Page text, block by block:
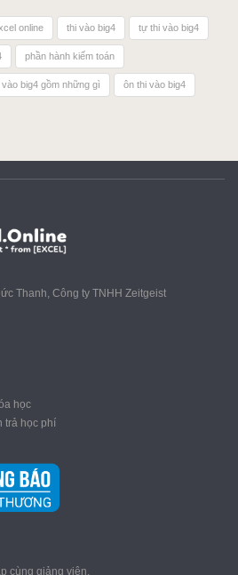
online thi vào big4 tự thi vào big4
phần hành kiếm toán
vào big4 gồm những gì ôn thi vào big4
Thanh, Công ty TNHH Zeitgeist
học
trả học phí
cùng giảng viên.